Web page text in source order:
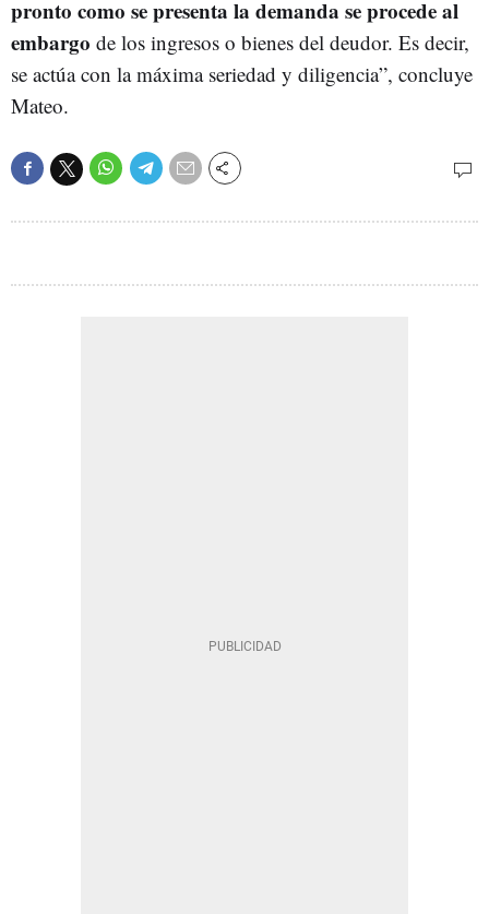
pronto como se presenta la demanda se procede al
embargo de los ingresos o bienes del deudor. Es decir,
se actúa con la máxima seriedad y diligencia”, concluye
Mateo.